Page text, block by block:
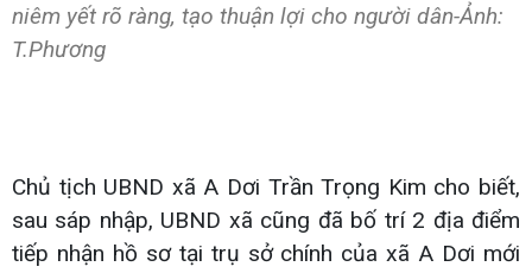
niêm yết rõ ràng, tạo thuận lợi cho người dân-Ảnh:
T.Phương
Chủ tịch UBND xã A Dơi Trần Trọng Kim cho biết,
sau sáp nhập, UBND xã cũng đã bố trí 2 địa điểm
tiếp nhận hồ sơ tại trụ sở chính của xã A Dơi mới